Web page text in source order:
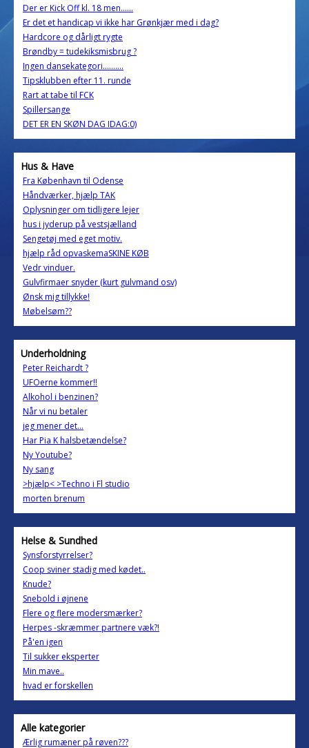
Der er Kick Off kl. 18 men......
Er det et handicap vi ikke har Grønkjær med i dag?
Hardcore og dårligt rygte
Brøndby = tudekiksmisbrug ?
Ingen dansekategori..........
Tipsklubben efter 11. runde
Rart at tabe til FCK
Spillersange
DET ER EN SKØN DAG IDAG:0)
Hus & Have
Fra København til Odense
Håndværker, hjælp TAK
Oplysninger om tidligere lejer
hus i jyderup på vestsjælland
Sengetøj med eget motiv.
hjælp råd opvaskemaSKINE KØB
Vedr vinduer.
Gulvfirmaer snyder (kurt gulvmand osv)
Ønsk mig tillykke!
Møbelsøm??
Underholdning
Peter Reichardt ?
UFOerne kommer!!
Alkohol i benzinen?
Når vi nu betaler
jeg mener det...
Har Pia K halsbetændelse?
Ny Youtube?
Ny sang
>hjælp< >Techno i Fl studio
morten brenum
Helse & Sundhed
Synsforstyrrelser?
Coop sviner stadig med kødet..
Knude?
Snebold i øjnene
Flere og flere modersmærker?
Herpes -skræmmer partnere væk?!
På'en igen
Til sukker eksperter
Min mave..
hvad er forskellen
Alle kategorier
Ærlig rumæner på røven???